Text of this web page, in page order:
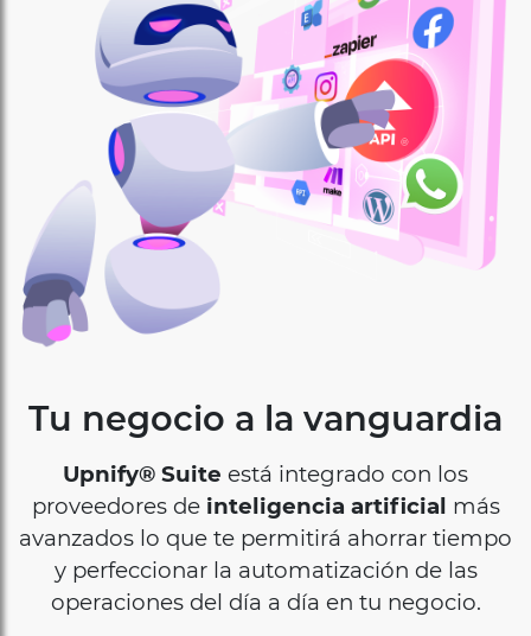
Upnify® Suite
está integrado con los
proveedores deinteligencia artificialmás
avanzados lo que te permitirá ahorrar tiempo
y perfeccionar la automatización de las
operaciones del día a día en tu negocio.
Además contamos con un
API abierta